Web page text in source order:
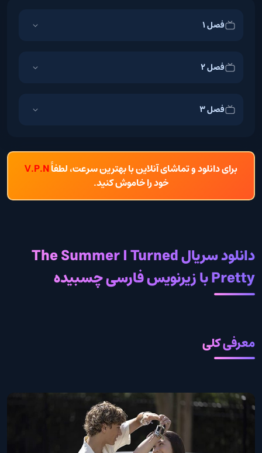
فصل 1
فصل 2
فصل 3
برای دانلود و تماشای آنلاین با بهترین سرعت، لطفاًV.P.N
خود را خاموش کنید.
دانلود سریال The Summer I Turned
Pretty با زیرنویس فارسی چسبیده
معرفی کلی